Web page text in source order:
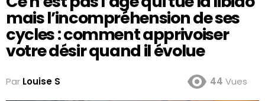
mais l’incompréhension de ses
cycles : comment apprivoiser
votre désir quand il évolue
Par Louise S 44 Vues